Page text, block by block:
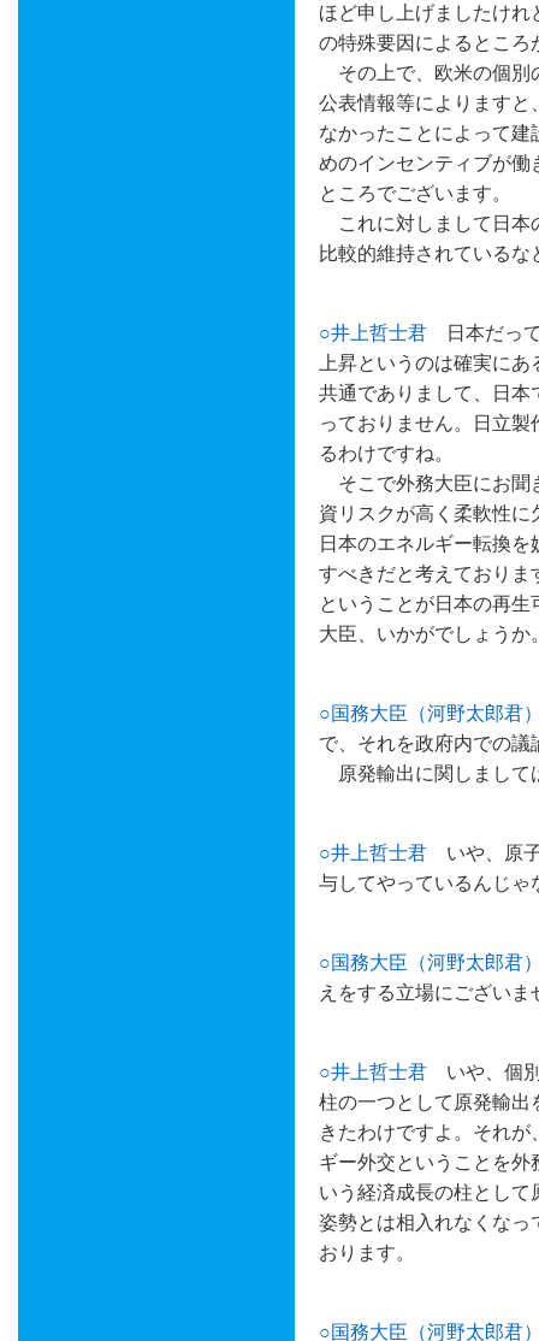
ほど申し上げましたけ
の特殊要因によるところ
その上で、欧米の個別
公表情報等によりますと
なかったことによって
めのインセンティブが働
ところでございます。
これに対しまして日本
比較的維持されている
○井上哲士君 日本だっ
上昇というのは確実に
共通でありまして、日本
っておりません。日立
るわけですね。
そこで外務大臣にお聞
資リスクが高く柔軟性
日本のエネルギー転換
すべきだと考えておりま
ということが日本の再
大臣、いかがでしょうか
○国務大臣（河野太郎君
で、それを政府内での
原発輸出に関しまして
○井上哲士君 いや、原
与してやっているんじゃ
○国務大臣（河野太郎君
えをする立場にございま
○井上哲士君 いや、個
柱の一つとして原発輸出
きたわけですよ。それ
ギー外交ということを
いう経済成長の柱とし
姿勢とは相入れなくなっ
おります。
○国務大臣（河野太郎君